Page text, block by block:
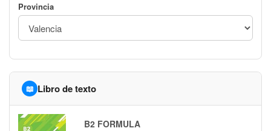
Provincia
📖 Libro de texto
B2 FORMULA